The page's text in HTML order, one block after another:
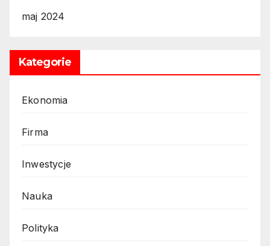
maj 2024
Kategorie
Ekonomia
Firma
Inwestycje
Nauka
Polityka